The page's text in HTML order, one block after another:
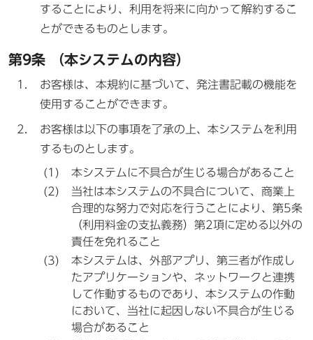
することにより、利用を将来に向かって解約するこ
とができるものとします。
第9条 （本システムの内容）
お客様は、本規約に基づいて、発注書記載の機能を
使用することができます。
お客様は以下の事項を了承の上、本システムを利用
するものとします。
本システムに不具合が生じる場合があること
当社は本システムの不具合について、商業上
合理的な努力で対応を行うことにより、第5条
（利用料金の支払義務）第2項に定める以外の
責任を免れること
本システムは、外部アプリ、第三者が作成し
たアプリケーションや、ネットワークと連携
して作動するものであり、本システムの作動
において、当社に起因しない不具合が生じる
場合があること